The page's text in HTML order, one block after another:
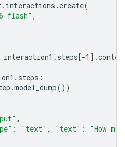
. interactions .create(
flash" ,
interaction1 . steps[-1 ] .
. steps :
.model_dump())
,
: "text" , "text" :
"How